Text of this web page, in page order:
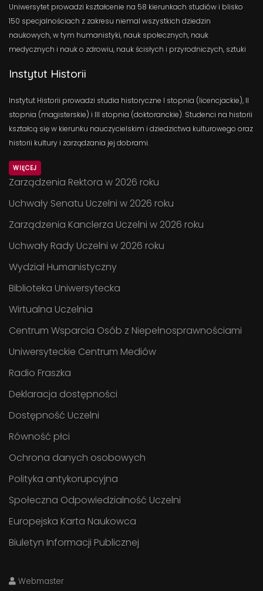
Uniwersytet prowadzi kształcenie na 58 kierunkach studiów i blisko
150 specjalnościach z zakresu niemal wszystkich dziedzin
naukowych, w tym humanistyki, nauk społecznych, nauk
medycznych i nauk o zdrowiu, nauk ścisłych i przyrodniczych, sztuki
Instytut Historii
Instytut Historii prowadzi studia historyczne I stopnia (licencjackie), II
stopnia (magisterskie) i III stopnia (doktoranckie). Studenci na historii
kształcą się w kierunku nauczycielskim i dziedzictwa kulturowego oraz
historii kultury i zarządzania jej dobrami.
WIĘCEJ
Zarządzenia Rektora w 2026 roku
Uchwały Senatu Uczelni w 2026 roku
Zarządzenia Kanclerza Uczelni w 2026 roku
Uchwały Rady Uczelni w 2026 roku
Wydział Humanistyczny
Biblioteka Uniwersytecka
Wirtualna Uczelnia
Centrum Wsparcia Osób z Niepełnosprawnościami
Uniwersyteckie Centrum Mediów
Radio Fraszka
Deklaracja dostępności
Dostępność Uczelni
Równość płci
Ochrona danych osobowych
Polityka antykorupcyjna
Społeczna Odpowiedzialność Uczelni
Europejska Karta Naukowca
Biuletyn Informacji Publicznej
Webmaster